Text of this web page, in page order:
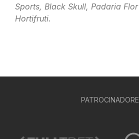
Sports, Black Skull, Padaria
Hortifruti.